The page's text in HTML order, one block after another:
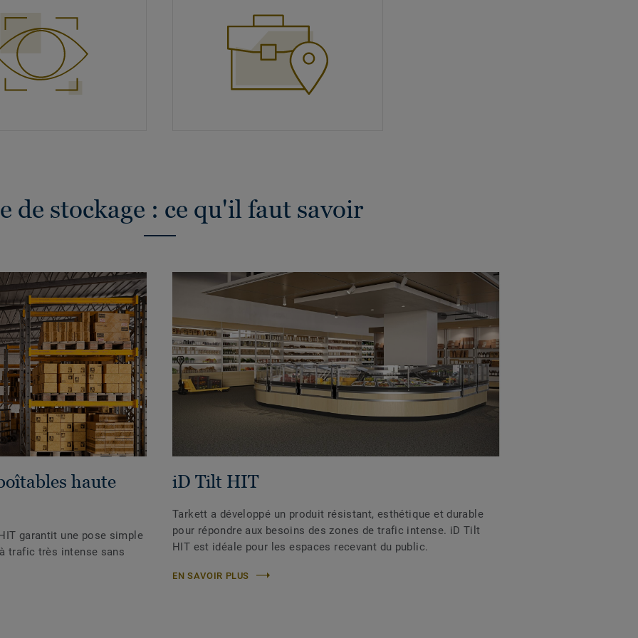
de stockage : ce qu'il faut savoir
haute
garantit une pose simple
trafic très intense sans
iD Tilt HIT
Tarkett a développé un produit résistant, esthétique et durable
pour répondre aux besoins des zones de trafic intense. iD Tilt
HIT est idéale pour les espaces recevant du public.
EN SAVOIR PLUS